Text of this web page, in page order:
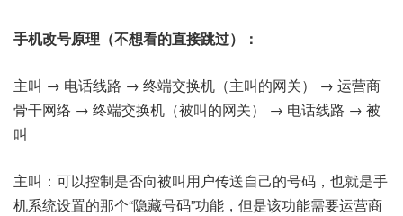
手机改号原理（不想看的直接跳过）：
主叫 → 电话线路 → 终端交换机（主叫的网关） → 运营商
骨干网络 → 终端交换机（被叫的网关） → 电话线路 → 被
叫
主叫：可以控制是否向被叫用户传送自己的号码，也就是手
机系统设置的那个“隐藏号码”功能，但是该功能需要运营商